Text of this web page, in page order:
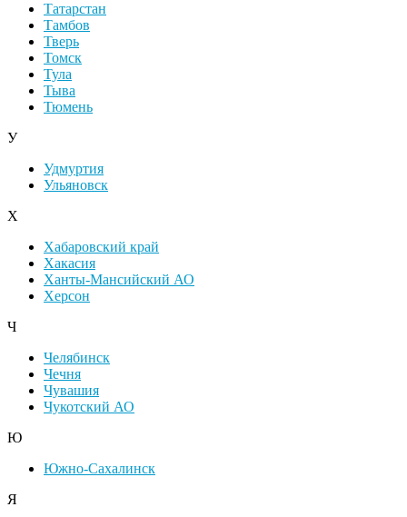
Татарстан
Тамбов
Тверь
Томск
Тула
Тыва
Тюмень
У
Удмуртия
Ульяновск
Х
Хабаровский край
Хакасия
Ханты-Мансийский АО
Херсон
Ч
Челябинск
Чечня
Чувашия
Чукотский АО
Ю
Южно-Сахалинск
Я